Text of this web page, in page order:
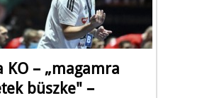
KO – „magamra
büszke" –